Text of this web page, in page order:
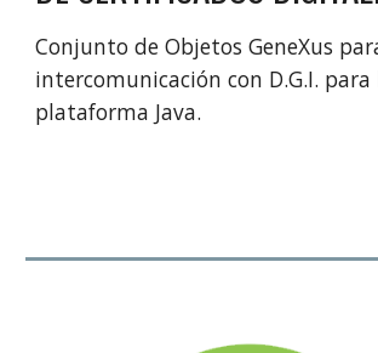
Conjunto de Objetos GeneXus
intercomunicación con D.G.I. para
plataforma Java.